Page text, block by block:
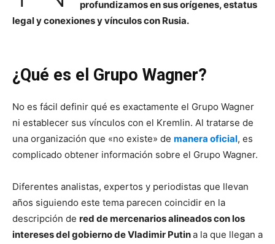
profundizamos en sus orígenes, estatus
legal y conexiones y vínculos con Rusia.
¿Qué es el Grupo Wagner?
No es fácil definir qué es exactamente el Grupo Wagner
ni establecer sus vínculos con el Kremlin. Al tratarse de
una organización que «no existe» de manera oficial, es
complicado obtener información sobre el Grupo Wagner.
Diferentes analistas, expertos y periodistas que llevan
años siguiendo este tema parecen coincidir en la
descripción de red de mercenarios alineados con los
intereses del gobierno de Vladimir Putina la que llegan a